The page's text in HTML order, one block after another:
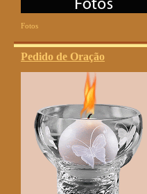
Fotos
Pedido de Oração